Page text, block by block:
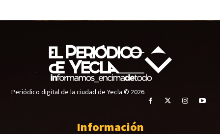
Periódico digital de la ciudad de Yecla © 2026
Información